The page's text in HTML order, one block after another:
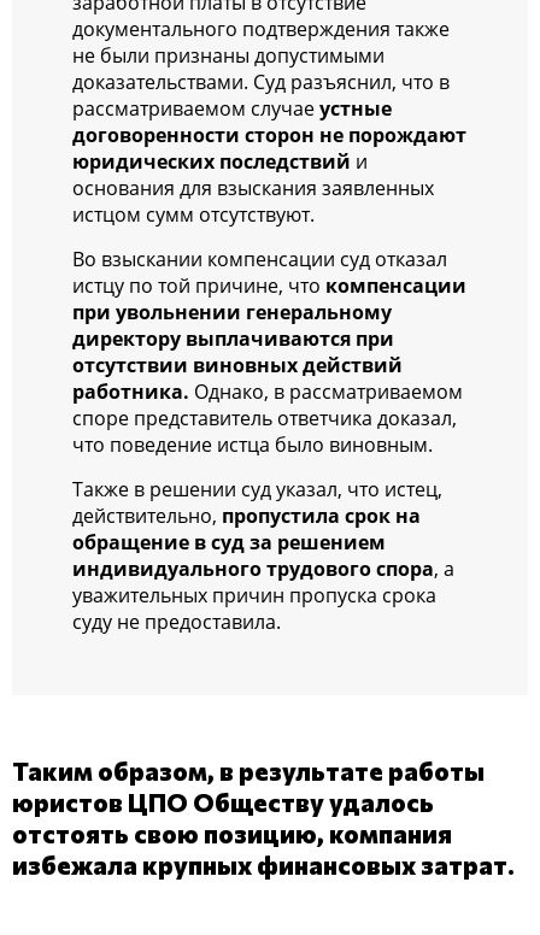
документального подтверждения также
не были признаны допустимыми
доказательствами. Суд разъяснил, что в
рассматриваемом случаеустные
договоренности сторон не порождают
юридических последствий и
основания для взыскания заявленных
истцом сумм отсутствуют.
Во взыскании компенсации суд отказал
истцу по той причине, что компенсации
при увольнении генеральному
директору выплачиваются при
отсутствии виновных действий
работника. Однако, в рассматриваемом
споре представитель ответчика доказал,
что поведение истца было виновным.
Также в решении суд указал, что истец,
действительно, пропустила срок на
обращение в суд за решением
индивидуального трудового спора, а
уважительных причин пропуска срока
суду не предоставила.
Таким образом, в результате работы
юристов ЦПО Обществу удалось
отстоять свою позицию, компания
избежала крупных финансовых затрат.